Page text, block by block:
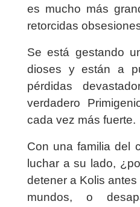
es mucho más
retorcidas
Se está gestando
dioses y están a
pérdidas
verdadero
cada vez más fuerte.
Con una familia del
luchar a su lado,
detener a Kolis
mundos, o